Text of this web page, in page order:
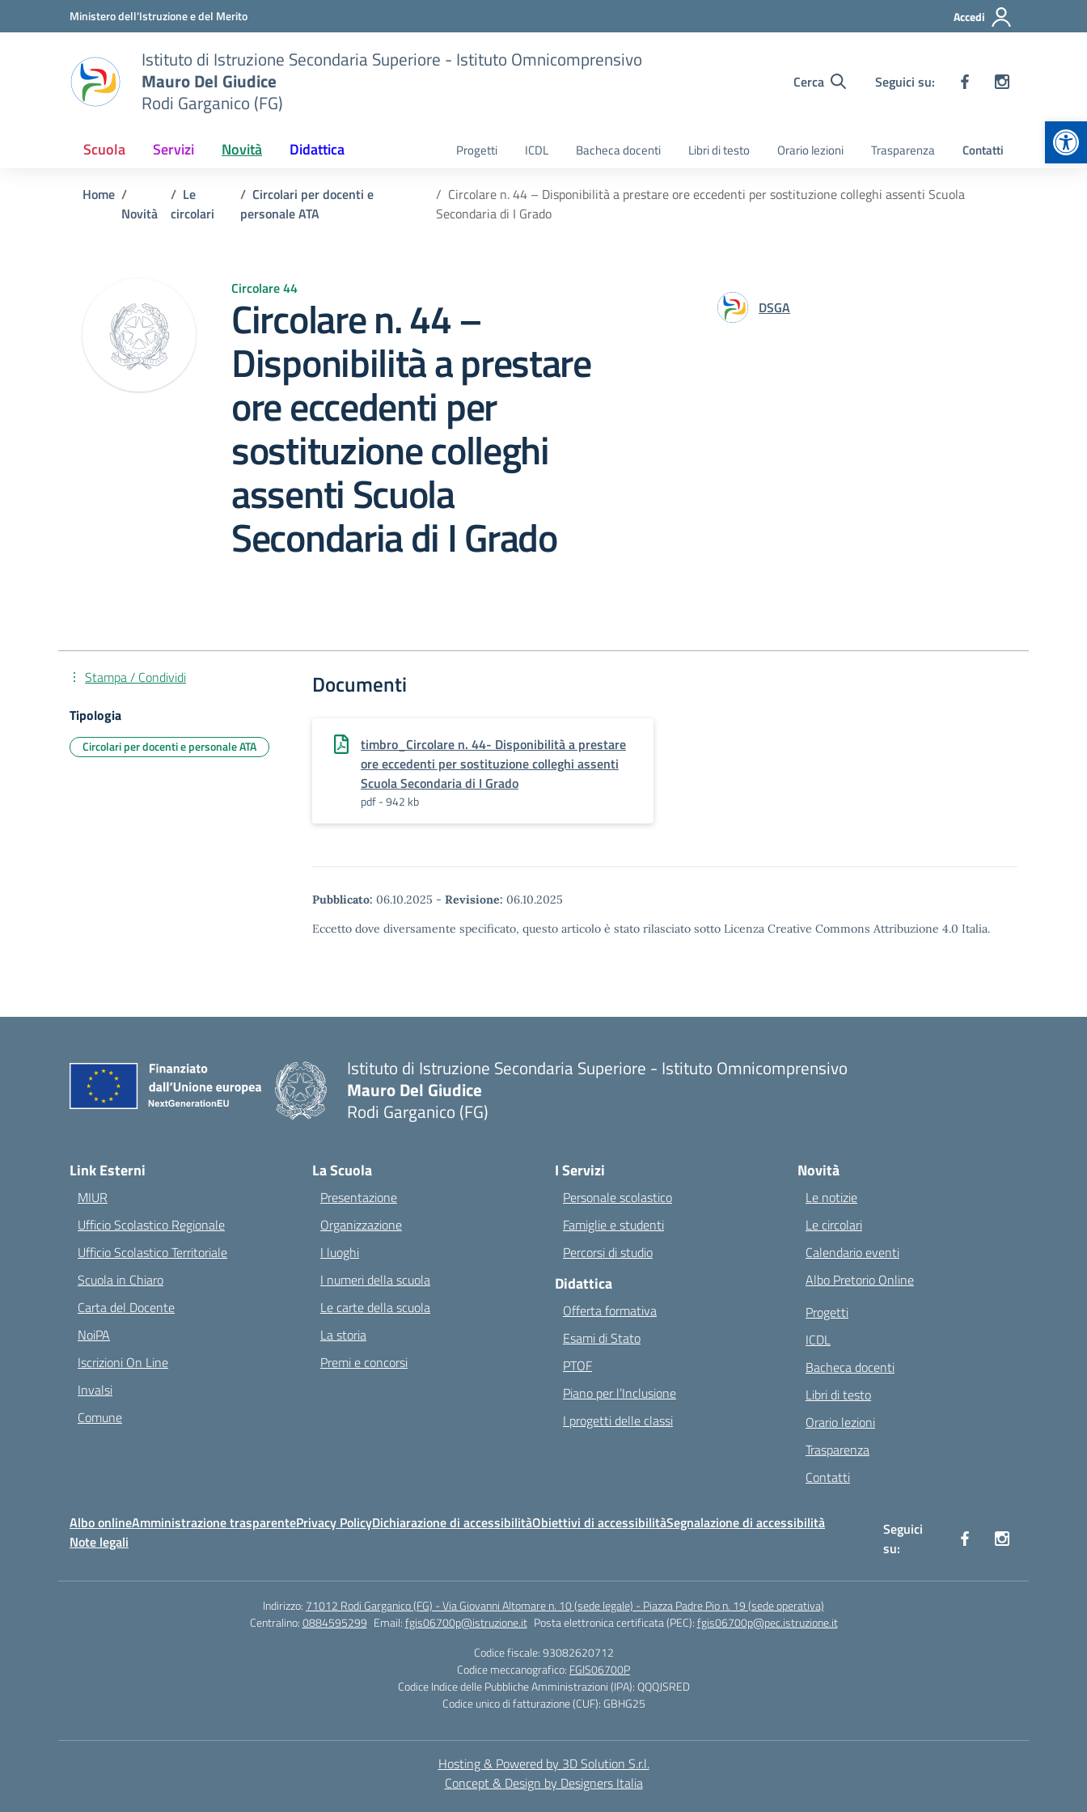
Vai ai contenuti
Vai al menu di navigazioneMinistero dell'Istruzione e del Merito Accedi
Istituto di Istruzione Secondaria Superiore - Istituto Omnicomprensivo
Mauro Del Giudice
Rodi Garganico (FG)
Cerca Seguici su:
Scuola Servizi Novità Didattica Progetti ICDL Bacheca docenti Libri di testo Orario lezioni Trasparenza Contatti
Home
Novità
Le
circolari
Circolari per docenti e
personale ATA
Circolare n. 44 – Disponibilità a prestare ore eccedenti per sostituzione colleghi assenti Scuola
Secondaria di I Grado
Circolare 44
Circolare n. 44 –
Disponibilità a prestare
ore eccedenti per
sostituzione colleghi
assenti Scuola
Secondaria di I Grado
DSGA
Documenti
timbro_Circolare n. 44- Disponibilità a prestare
ore eccedenti per sostituzione colleghi assenti
Scuola Secondaria di I Grado
pdf - 942 kb
Pubblicato: 06.10.2025 - Revisione: 06.10.2025
Eccetto dove diversamente specificato, questo articolo è stato rilasciato sotto Licenza Creative Commons Attribuzione 4.0 Italia.
Stampa / Condividi
Tipologia
Circolari per docenti e personale ATA
Istituto di Istruzione Secondaria Superiore - Istituto Omnicomprensivo
Mauro Del Giudice
Rodi Garganico (FG)
Link Esterni
MIUR
Ufficio Scolastico Regionale
Ufficio Scolastico Territoriale
Scuola in Chiaro
Carta del Docente
NoiPA
Iscrizioni On Line
Invalsi
Comune
La Scuola
Presentazione
Organizzazione
I luoghi
I numeri della scuola
Le carte della scuola
La storia
Premi e concorsi
I Servizi
Personale scolastico
Famiglie e studenti
Percorsi di studio
Didattica
Offerta formativa
Esami di Stato
PTOF
Piano per l’Inclusione
I progetti delle classi
Novità
Le notizie
Le circolari
Calendario eventi
Albo Pretorio Online
Progetti
ICDL
Bacheca docenti
Libri di testo
Orario lezioni
Trasparenza
Contatti
Albo onlineAmministrazione trasparentePrivacy PolicyDichiarazione di accessibilitàObiettivi di accessibilitàSegnalazione di accessibilità
Note legali
Seguici
su:
Indirizzo: 71012 Rodi Garganico (FG) - Via Giovanni Altomare n. 10 (sede legale) - Piazza Padre Pio n. 19 (sede operativa)
Centralino:0884595299 Email:fgis06700p@istruzione.it Posta elettronica certificata (PEC):fgis06700p@pec.istruzione.it
Codice fiscale: 93082620712
Codice meccanografico: FGIS06700P
Codice Indice delle Pubbliche Amministrazioni (IPA): QQQJSRED
Codice unico di fatturazione (CUF): GBHG25
Hosting & Powered by 3D Solution S.r.l.
Concept & Design by Designers Italia